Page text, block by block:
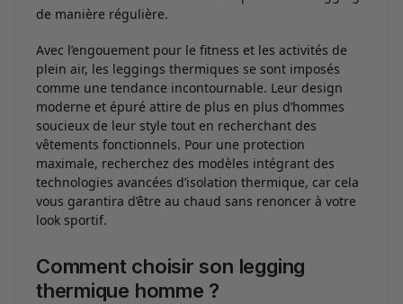
de manière régulière.
Avec l’engouement pour le fitness et les activités de
plein air, les leggings thermiques se sont imposés
comme une tendance incontournable. Leur design
moderne et épuré attire de plus en plus d’hommes
soucieux de leur style tout en recherchant des
vêtements fonctionnels. Pour une protection
maximale, recherchez des modèles intégrant des
technologies avancées d’isolation thermique, car cela
vous garantira d’être au chaud sans renoncer à votre
look sportif.
Comment choisir son legging
thermique homme ?